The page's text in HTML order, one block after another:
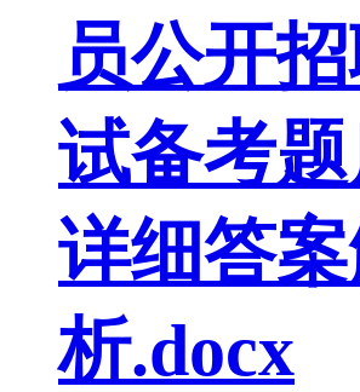
员公开
试备考
详细答
析.docx